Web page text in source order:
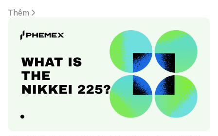
Thêm